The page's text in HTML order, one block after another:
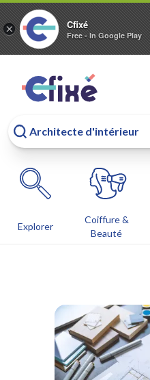
× Cfixé
Free - In Google Play
Explorer
Coiffure &
Beauté